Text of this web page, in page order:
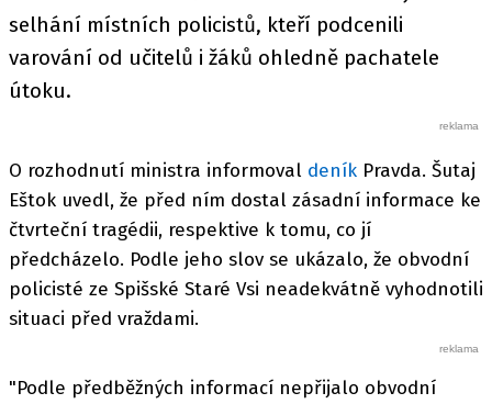
selhání místních policistů, kteří podcenili
varování od učitelů i žáků ohledně pachatele
útoku.
O rozhodnutí ministra informoval deník Pravda. Šutaj
Eštok uvedl, že před ním dostal zásadní informace ke
čtvrteční tragédii, respektive k tomu, co jí
předcházelo. Podle jeho slov se ukázalo, že obvodní
policisté ze Spišské Staré Vsi neadekvátně vyhodnotili
situaci před vraždami.
"Podle předběžných informací nepřijalo obvodní